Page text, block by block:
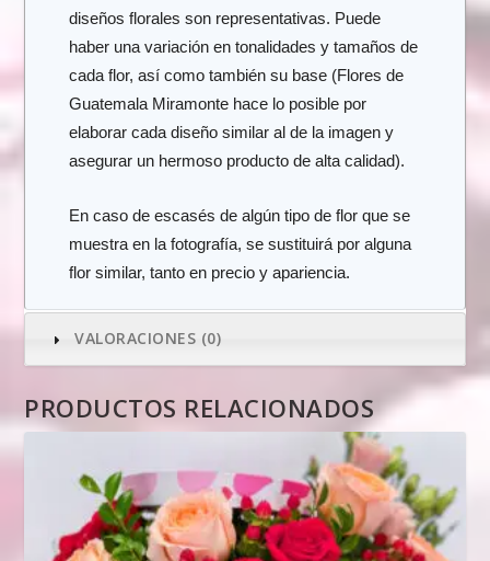
diseños florales son representativas. Puede
haber una variación en tonalidades y tamaños de
cada flor, así como también su base (Flores de
Guatemala Miramonte hace lo posible por
elaborar cada diseño similar al de la imagen y
asegurar un hermoso producto de alta calidad).
En caso de escasés de algún tipo de flor que se
muestra en la fotografía, se sustituirá por alguna
flor similar, tanto en precio y apariencia.
VALORACIONES (0)
PRODUCTOS RELACIONADOS